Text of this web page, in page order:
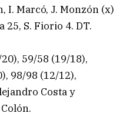
I. Marcó, J. Monzón (x)
25, S. Fiorio 4. DT.
59/58 (19/18),
98/98 (12/12),
Costa y